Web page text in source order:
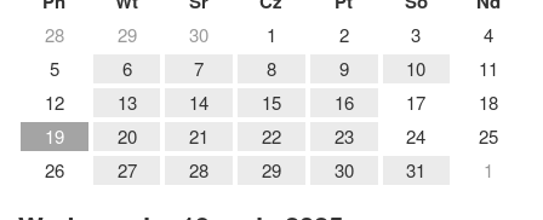
28 29 30 1 2 3
4
5
6 7 8 9 10
11
12
13 14 15 16 17
18
19
20 21 22 23 24
25
26
27 28 29 30 31 1